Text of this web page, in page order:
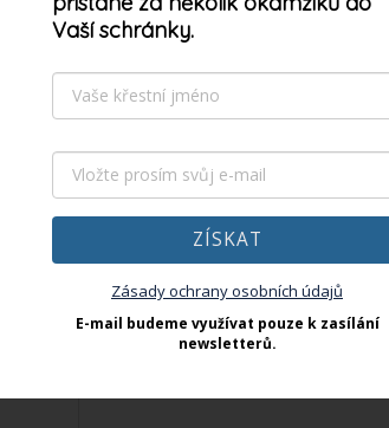
Tento web používá soubory cookie.
vyjadřujete souhlas s jejich používáním.
Nastavení
a
90 x
EVS s
s
UP
Clik
Vaší schránky.
ZÍSKAT
Zásady ochrany osobních údajů
E-mail budeme využívat pouze k zasílání
newsletterů.